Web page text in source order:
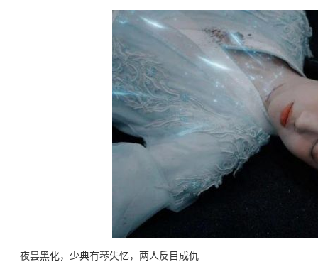
夜昙黑化，少典有琴失忆，两人反目成仇